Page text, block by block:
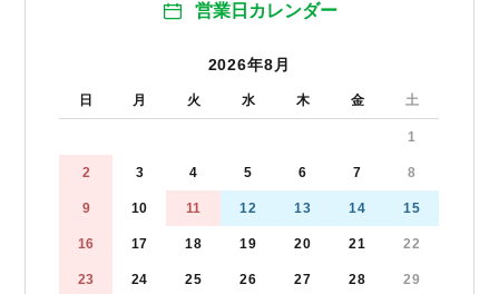
営業日カレンダー
2026年8月
日 月 火 水 木 金 土
1
2 3 4 5 6 7 8
9 10 11 12 13 14 15
16 17 18 19 20 21 22
23 24 25 26 27 28 29